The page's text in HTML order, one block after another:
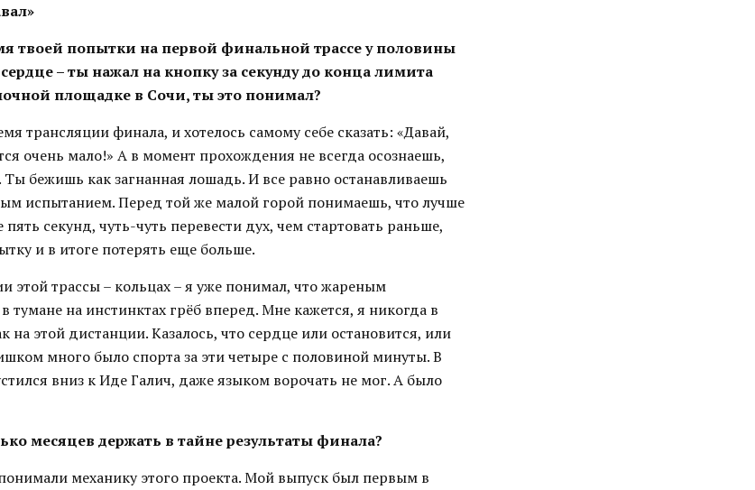
твоей попытки на первой финальной трассе у половины
– ты нажал на кнопку за секунду до конца лимита
площадке в Сочи, ты это понимал?
трансляции финала, и хотелось самому себе сказать: «Давай,
очень мало!» А в момент прохождения не всегда осознаешь,
Ты бежишь как загнанная лошадь. И все равно останавливаешь
испытанием. Перед той же малой горой понимаешь, что лучше
секунд, чуть-чуть перевести дух, чем стартовать раньше,
и в итоге потерять еще больше.
этой трассы – кольцах – я уже понимал, что жареным
тумане на инстинктах грёб вперед. Мне кажется, я никогда в
на этой дистанции. Казалось, что сердце или остановится, или
много было спорта за эти четыре с половиной минуты. В
вниз к Иде Галич, даже языком ворочать не мог. А было
месяцев держать в тайне результаты финала?
механику этого проекта. Мой выпуск был первым в